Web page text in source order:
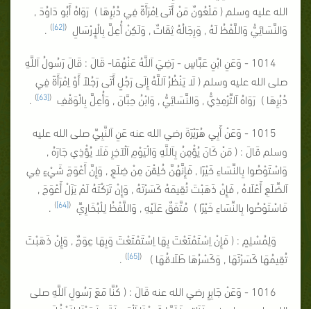
الله عليه وسلم ( مَلْعُونٌ مَنْ أَتَى اِمْرَأَةً فِي دُبُرِهَا ) رَوَاهُ أَبُو دَاوُدَ ,
وَالنَّسَائِيُّ وَاللَّفْظُ لَهُ , وَرِجَالُهُ ثِقَاتٌ , وَلَكِنْ أُعِلَّ بِالْإِرْسَالِ (
[62]
)
.
1014 - وَعَنِ ابْنِ عَبَّاسٍ - رَضِيَ اَللَّهُ عَنْهُمَا- قَالَ : قَالَ رَسُولُ اَللَّهِ
صلى الله عليه وسلم ( لَا يَنْظُرُ اَللَّهُ إِلَى رَجُلٍ أَتَى رَجُلاً أَوْ اِمْرَأَةً فِي
دُبُرِهَا ) رَوَاهُ اَلتِّرْمِذِيُّ , وَالنَّسَائِيُّ , وَابْنُ حِبَّانَ , وَأُعِلَّ بِالْوَقْفِ (
[63]
)
.
1015 - وَعَنْ أَبِي هُرَيْرَةَ رضي الله عنه عَنِ اَلنَّبِيِّ صلى الله عليه
وسلم قَالَ : ( مَنْ كَانَ يُؤْمِنُ بِاَللَّهِ وَالْيَوْمِ اَلْآخِرِ فَلَا يُؤْذِي جَارَهُ ,
وَاسْتَوْصُوا بِالنِّسَاءِ خَيْرًا , فَإِنَّهُنَّ خُلِقْنَ مِنْ ضِلَعٍ , وَإِنَّ أَعْوَجَ شَيْءٍ فِي
اَلضِّلَعِ أَعْلَاهُ , فَإِنْ ذَهَبْتَ تُقِيمَهُ كَسَرْتَهُ , وَإِنْ تَرَكْتَهُ لَمْ يَزَلْ أَعْوَجَ ,
فَاسْتَوْصُوا بِالنِّسَاءِ خَيْرًا ) مُتَّفَقٌ عَلَيْهِ , وَاللَّفْظُ لِلْبُخَارِيِّ (
[64]
)
.
وَلِمُسْلِمٍ : ( فَإِنْ اِسْتَمْتَعْتَ بِهَا اِسْتَمْتَعْتَ وَبِهَا عِوَجٌ , وَإِنْ ذَهَبْتَ
تُقِيمُهَا كَسَرْتَهَا , وَكَسْرُهَا طَلَاقُهَا )
(
[65]
)
.
1016 - وَعَنْ جَابِرٍ رضي الله عنه قَالَ : ( كُنَّا مَعَ رَسُولِ اَللَّهِ صلى